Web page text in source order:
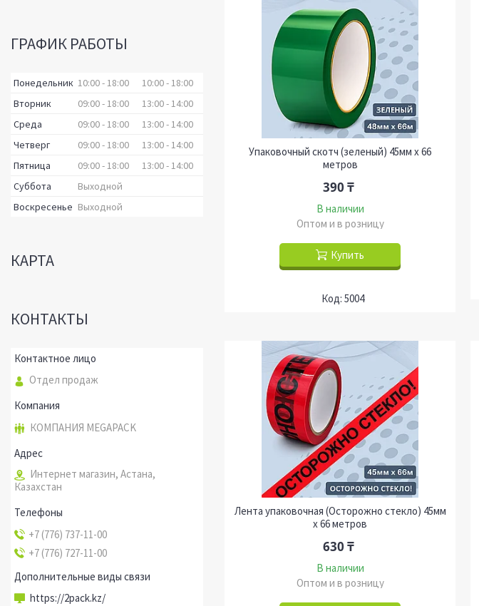
Упаковочный скотч (зеленый) 45мм х 66
метров
390 ₸
В наличии
Оптом и в розницу
Купить
5004
Лента упаковочная (Осторожно стекло) 45мм
х 66 метров
630 ₸
В наличии
Оптом и в розницу
ГРАФИК РАБОТЫ
Понедельник 10:00 18:00 10:00 18:00
Вторник
09:00 18:00 13:00 14:00
Среда
09:00 18:00 13:00 14:00
Четверг
09:00 18:00 13:00 14:00
Пятница
09:00 18:00 13:00 14:00
Суббота
Выходной
Воскресенье Выходной
КАРТА
КОНТАКТЫ
Отдел продаж
КОМПАНИЯ MEGAPACK
Интернет магазин, Астана,
Казахстан
+7 (776) 737-11-00
+7 (776) 727-11-00
https://2pack.kz/